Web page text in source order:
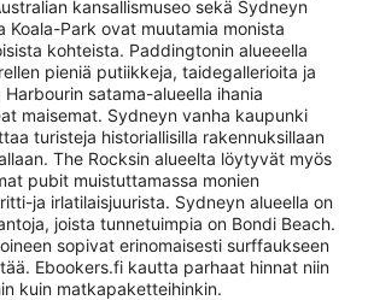
kansallismuseo sekä Sydneyn
Koala-Park ovat muutamia monista
kohteista. Paddingtonin alueeella
pieniä putiikkeja, taidegallerioita ja
satama-alueella ihania
maisemat. Sydneyn vanha kaupunki
turisteja historiallisilla rakennuksillaan
The Rocksin alueelta löytyvät myös
pubit muistuttamassa monien
ja irlatilaisjuurista. Sydneyn alueella on
joista tunnetuimpia on Bondi Beach.
sopivat erinomaisesti surffaukseen
Ebookers.fi kautta parhaat hinnat niin
kuin matkapaketteihinkin.